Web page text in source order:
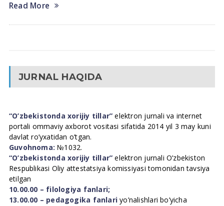
Read More
JURNAL HAQIDA
“O’zbekistonda xorijiy tillar” elektron jurnali va internet
portali ommaviy axborot vositasi sifatida 2014 yil 3 may kuni
davlat ro’yxatidan o’tgan.
Guvohnoma: №1032.
“O’zbekistonda xorijiy tillar” elektron jurnali O’zbekiston
Respublikasi Oliy attestatsiya komissiyasi tomonidan tavsiya
etilgan
10.00.00 – filologiya fanlari;
13.00.00 – pedagogika fanlari yo’nalishlari bo’yicha